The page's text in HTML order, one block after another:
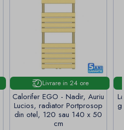
Livrare in 24 ore
Calorifer EGO - Nadir, Auriu
Lucios, radiator Portprosop
din otel, 120 sau 140 x 50
cm